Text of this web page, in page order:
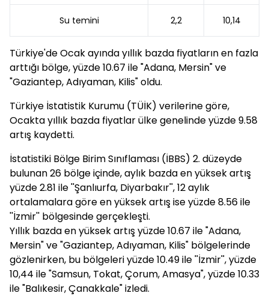
Su temini 2,2 10,14
Türkiye'de Ocak ayında yıllık bazda fiyatların en fazla
arttığı bölge, yüzde 10.67 ile "Adana, Mersin" ve
"Gaziantep, Adıyaman, Kilis" oldu.
Türkiye İstatistik Kurumu (TÜİK) verilerine göre,
Ocakta yıllık bazda fiyatlar ülke genelinde yüzde 9.58
artış kaydetti.
İstatistiki Bölge Birim Sınıflaması (İBBS) 2. düzeyde
bulunan 26 bölge içinde, aylık bazda en yüksek artış
yüzde 2.81 ile ''Şanlıurfa, Diyarbakır'', 12 aylık
ortalamalara göre en yüksek artış ise yüzde 8.56 ile
''İzmir'' bölgesinde gerçekleşti.
Yıllık bazda en yüksek artış yüzde 10.67 ile "Adana,
Mersin" ve "Gaziantep, Adıyaman, Kilis" bölgelerinde
gözlenirken, bu bölgeleri yüzde 10.49 ile ''İzmir'', yüzde
10,44 ile "Samsun, Tokat, Çorum, Amasya", yüzde 10.33
ile "Balıkesir, Çanakkale" izledi.